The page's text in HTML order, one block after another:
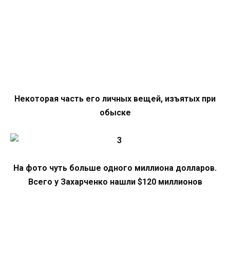
Некоторая часть его личных вещей, изъятых при
обыске
На фото чуть больше одного миллиона долларов.
Всего у Захарченко нашли $120 миллионов